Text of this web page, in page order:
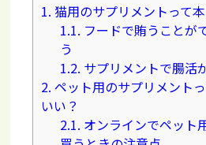
1. 猫用のサプリメントって
1.1. フードで賄うことが
う
1.2. サプリメントで腸活
2. ペット用のサプリメント
いい？
2.1. オンラインでペット